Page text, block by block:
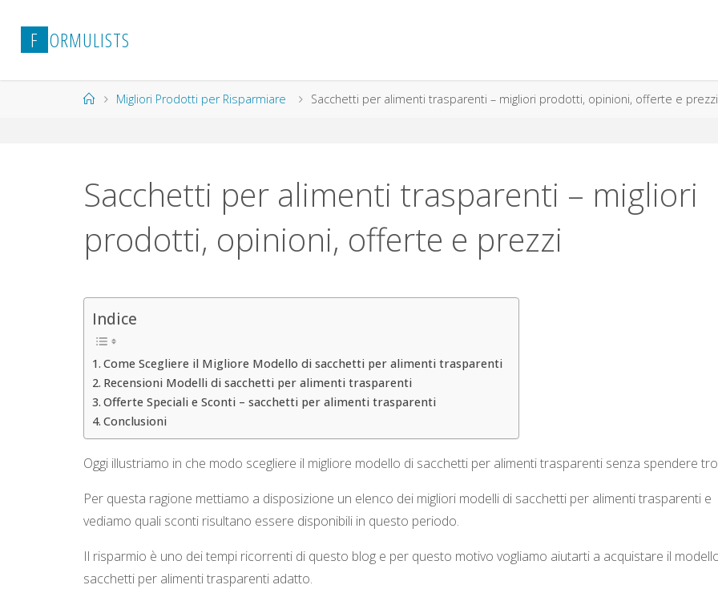
contenuto
F ORMULISTS
HomeMigliori Prodotti per Risparmiare Sacchetti per alimenti trasparenti – migliori prodotti, opinioni, offerte e prezzi
Sacchetti per alimenti trasparenti – migliori
prodotti, opinioni, offerte e prezzi
Indice
Come Scegliere il Migliore Modello di sacchetti per alimenti trasparenti
Recensioni Modelli di sacchetti per alimenti trasparenti
Offerte Speciali e Sconti – sacchetti per alimenti trasparenti
Conclusioni
Oggi illustriamo in che modo scegliere il migliore modello di sacchetti per alimenti trasparenti senza spendere
Per questa ragione mettiamo a disposizione un elenco dei migliori modelli di sacchetti per alimenti trasparenti e
vediamo quali sconti risultano essere disponibili in questo periodo.
Il risparmio è uno dei tempi ricorrenti di questo blog e per questo motivo vogliamo aiutarti a acquistare il
sacchetti per alimenti trasparenti adatto.